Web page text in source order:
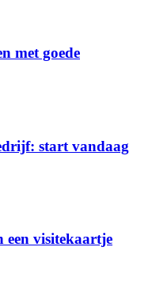
met goede
start vandaag
een visitekaartje